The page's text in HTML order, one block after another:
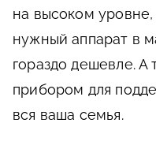
на высоком
нужный аппарат в
гораздо дешевле. А
прибором для
вся ваша семья.